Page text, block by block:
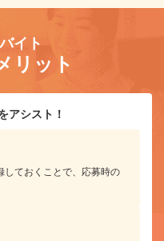
イト
リット
アシスト！
しておくことで、応募時の